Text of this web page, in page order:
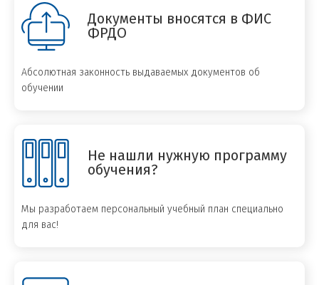
Документы вносятся в ФИС
ФРДО
Абсолютная законность выдаваемых документов об
обучении
Не нашли нужную программу
обучения?
Мы разработаем персональный учебный план специально
для вас!